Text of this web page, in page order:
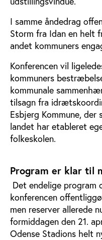
I samme åndedrag
Storm fra Idan en helt
andet kommuners
Konferencen vil
kommuners
kommunale
tilsagn fra
Esbjerg Kommune,
landet har etableret
folkeskolen.
Program er klar til
Det endelige program
konferencen
men reserver allerede
formiddagen den 21.
Odense Stadions helt